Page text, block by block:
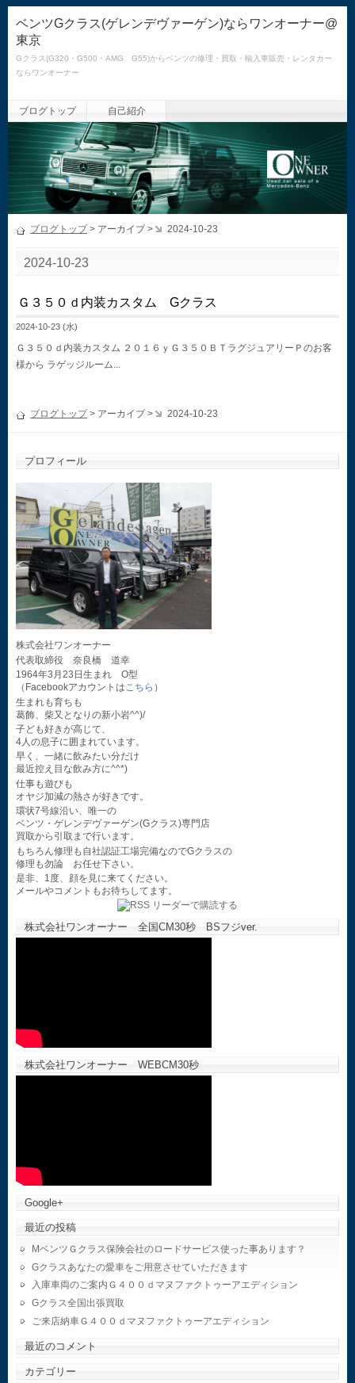
ベンツGクラス(ゲレンデヴァーゲン)ならワンオーナー@
東京
Gクラス(G320・G500・AMG G55)からベンツの修理・買取・輸入車販売・レンタカー
ならワンオーナー
ブログトップ 自己紹介
ブログトップ> アーカイブ > 2024-10-23
2024-10-23
Ｇ３５０ｄ内装カスタム Gクラス
2024-10-23 (水)
Ｇ３５０ｄ内装カスタム ２０１６ｙＧ３５０ＢＴラグジュアリーＰのお客
様から ラゲッジルーム...
ブログトップ> アーカイブ > 2024-10-23
プロフィール
株式会社ワンオーナー
代表取締役 奈良橋 道幸
1964年3月23日生まれ O型
（Facebookアカウントはこちら ）
生まれも育ちも
葛飾、柴又となりの新小岩^^)/
子ども好きが高じて、
4人の息子に囲まれています。
早く、一緒に飲みたい分だけ
最近控え目な飲み方に^^*)
仕事も遊びも
オヤジ加減の熱さが好きです。
環状7号線沿い、唯一の
ベンツ・ゲレンデヴァーゲン(Gクラス)専門店
買取から引取まで行います。
もちろん修理も自社認証工場完備なのでGクラスの
修理も勿論 お任せ下さい。
是非、1度、顔を見に来てください。
メールやコメントもお待ちしてます。
株式会社ワンオーナー 全国CM30秒 BSフジver.
株式会社ワンオーナー WEBCM30秒
Google+
最近の投稿
MベンツＧクラス保険会社のロードサービス使った事あります？
Gクラスあなたの愛車をご用意させていただきます
入庫車両のご案内Ｇ４００ｄマヌファクトゥーアエディション
Gクラス全国出張買取
ご来店納車Ｇ４００ｄマヌファクトゥーアエディション
最近のコメント
カテゴリー